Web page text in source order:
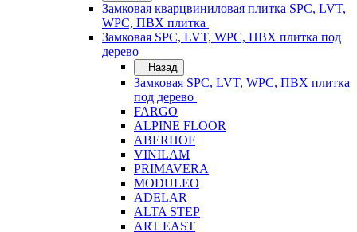
Замковая кварцвиниловая плитка SPC, LVT,
WPC, ПВХ плитка
Замковая SPC, LVT, WPC, ПВХ плитка под
дерево
Назад
Замковая SPC, LVT, WPC, ПВХ плитка
под дерево
FARGO
ALPINE FLOOR
ABERHOF
VINILAM
PRIMAVERA
MODULEO
ADELAR
ALTA STEP
ART EAST